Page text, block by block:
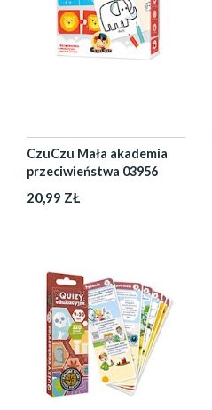
CzuCzu Mała akademia
przeciwieństwa 03956
20,99 ZŁ